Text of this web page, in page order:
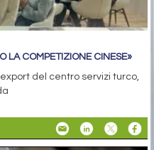
LA COMPETIZIONE CINESE»
del centro servizi turco,